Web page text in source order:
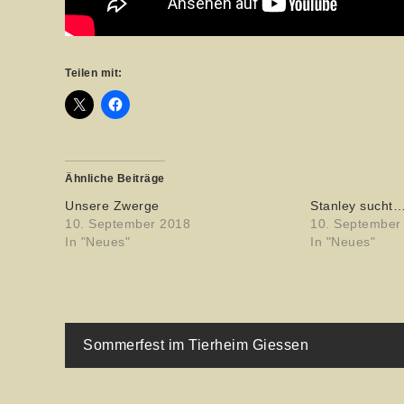
Teilen mit:
Ähnliche Beiträge
Unsere Zwerge
10. September 2018
In "Neues"
Stanley sucht…
10. September
In "Neues"
Sommerfest im Tierheim Giessen